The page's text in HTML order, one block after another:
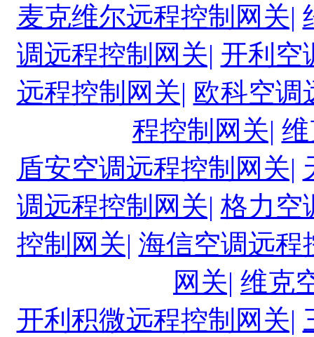
麦克维尔远程控制网关|
调远程控制网关| 开利空
远程控制网关| 欧科空调
程控制网关|
盾安空调远程控制网关|
调远程控制网关| 格力空
控制网关| 海信空调远程
网关| 维克
开利积微远程控制网关|